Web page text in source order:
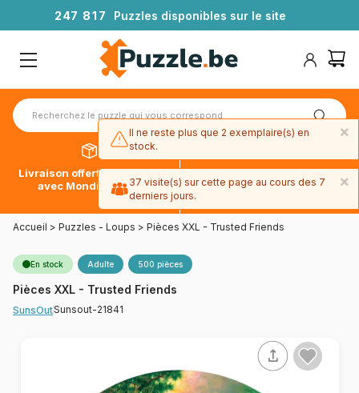
247 81 7 Puzzles disponibles sur le site
Livraison offerte dès 39€*
avec Mondial Relay
Paiement en 4x sans frais
avec Paypal
Accueil > Puzzles - Loups > Pièces XXL - Trusted Friends
En stock Adulte 500 pièces
Pièces XXL - Trusted Friends
SunsOutSunsout-21841
×
Il ne reste plus que 2 exemplaire(s) en
stock.
×
37 visite(s) sur cette page au cours des 7
derniers jours.